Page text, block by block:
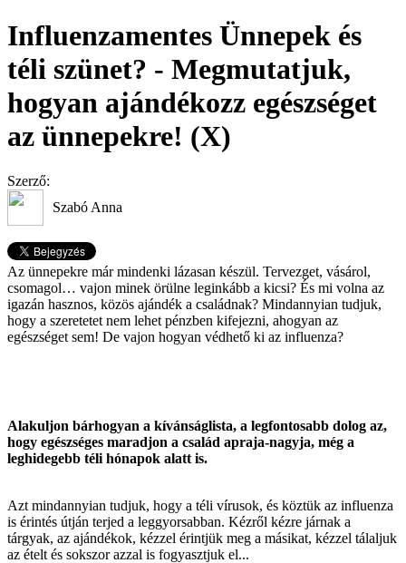
Influenzamentes Ünnepek és
téli szünet? - Megmutatjuk,
hogyan ajándékozz egészséget
az ünnepekre! (X)
Szerző:
Szabó Anna
Az ünnepekre már mindenki lázasan készül. Tervezget, vásárol,
csomagol… vajon minek örülne leginkább a kicsi? És mi volna az
igazán hasznos, közös ajándék a családnak? Mindannyian tudjuk,
hogy a szeretetet nem lehet pénzben kifejezni, ahogyan az
egészséget sem! De vajon hogyan védhető ki az influenza?
Alakuljon bárhogyan a kívánságlista, a legfontosabb dolog az,
hogy egészséges maradjon a család apraja-nagyja, még a
leghidegebb téli hónapok alatt is.
Azt mindannyian tudjuk, hogy a téli vírusok, és köztük az influenza
is érintés útján terjed a leggyorsabban. Kézről kézre járnak a
tárgyak, az ajándékok, kézzel érintjük meg a másikat, kézzel tálaljuk
az ételt és sokszor azzal is fogyasztjuk el...